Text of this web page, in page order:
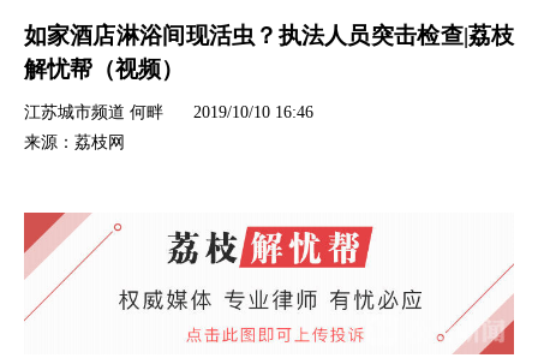
如家酒店淋浴间现活虫？执法人员突击检查|荔枝
解忧帮（视频）
江苏城市频道 何畔
2019/10/10 16:46
来源：荔枝网